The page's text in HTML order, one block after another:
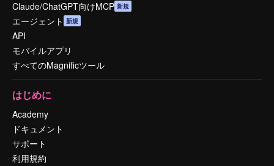
Claude/ChatGPT向けMCP 新規
エージェント 新規
API
モバイルアプリ
すべてのMagnificツール
はじめに
Academy
ドキュメント
サポート
利用規約